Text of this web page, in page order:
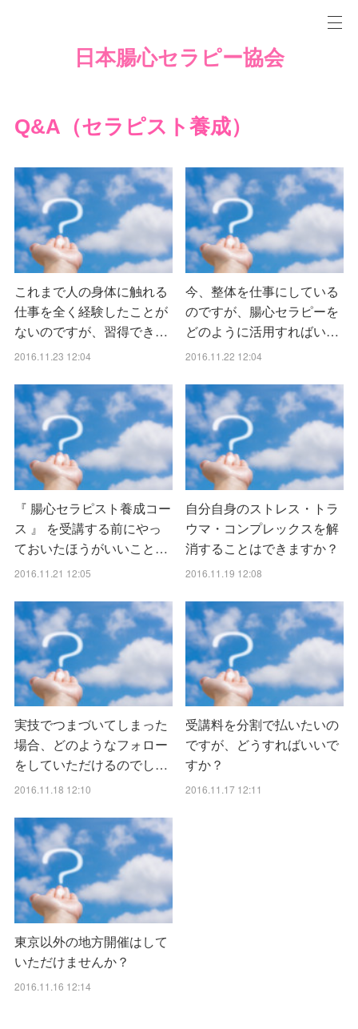
日本腸心セラピー協会
Q&A（セラピスト養成）
これまで人の身体に触れる
仕事を全く経験したことが
ないのですが、習得でき…
2016.11.23 12:04
今、整体を仕事にしている
のですが、腸心セラピーを
どのように活用すればい…
2016.11.22 12:04
『 腸心セラピスト養成コー
ス 』 を受講する前にやっ
ておいたほうがいいこと…
2016.11.21 12:05
自分自身のストレス・トラ
ウマ・コンプレックスを解
消することはできますか？
2016.11.19 12:08
実技でつまづいてしまった
場合、どのようなフォロー
をしていただけるのでし…
2016.11.18 12:10
受講料を分割で払いたいの
ですが、どうすればいいで
すか？
2016.11.17 12:11
東京以外の地方開催はして
いただけませんか？
2016.11.16 12:14